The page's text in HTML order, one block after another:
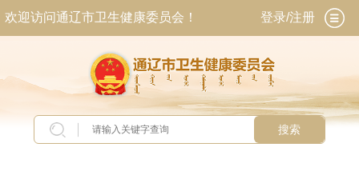
欢迎访问通辽市卫生健康委员会！ 登录/注册
搜索